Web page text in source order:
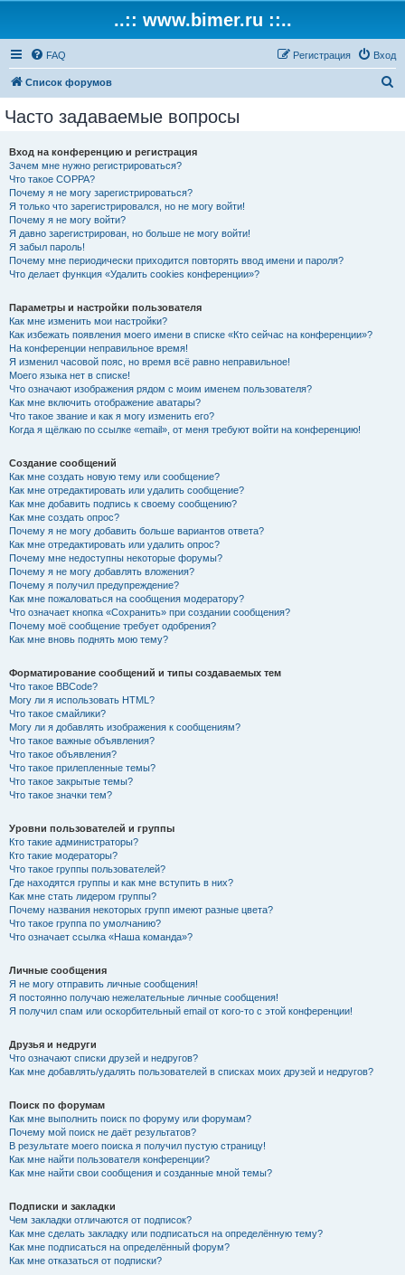
..:: www.bimer.ru ::..
FAQ Вход
Регистрация
Список форумов
Часто задаваемые вопросы
Вход на конференцию и регистрация
Зачем мне нужно регистрироваться?
Что такое COPPA?
Почему я не могу зарегистрироваться?
Я только что зарегистрировался, но не могу войти!
Почему я не могу войти?
Я давно зарегистрирован, но больше не могу войти!
Я забыл пароль!
Почему мне периодически приходится повторять ввод имени и пароля?
Что делает функция «Удалить cookies конференции»?
Параметры и настройки пользователя
Как мне изменить мои настройки?
Как избежать появления моего имени в списке «Кто сейчас на конференции»?
На конференции неправильное время!
Я изменил часовой пояс, но время всё равно неправильное!
Моего языка нет в списке!
Что означают изображения рядом с моим именем пользователя?
Как мне включить отображение аватары?
Что такое звание и как я могу изменить его?
Когда я щёлкаю по ссылке «email», от меня требуют войти на конференцию!
Создание сообщений
Как мне создать новую тему или сообщение?
Как мне отредактировать или удалить сообщение?
Как мне добавить подпись к своему сообщению?
Как мне создать опрос?
Почему я не могу добавить больше вариантов ответа?
Как мне отредактировать или удалить опрос?
Почему мне недоступны некоторые форумы?
Почему я не могу добавлять вложения?
Почему я получил предупреждение?
Как мне пожаловаться на сообщения модератору?
Что означает кнопка «Сохранить» при создании сообщения?
Почему моё сообщение требует одобрения?
Как мне вновь поднять мою тему?
Форматирование сообщений и типы создаваемых тем
Что такое BBCode?
Могу ли я использовать HTML?
Что такое смайлики?
Могу ли я добавлять изображения к сообщениям?
Что такое важные объявления?
Что такое объявления?
Что такое прилепленные темы?
Что такое закрытые темы?
Что такое значки тем?
Уровни пользователей и группы
Кто такие администраторы?
Кто такие модераторы?
Что такое группы пользователей?
Где находятся группы и как мне вступить в них?
Как мне стать лидером группы?
Почему названия некоторых групп имеют разные цвета?
Что такое группа по умолчанию?
Что означает ссылка «Наша команда»?
Личные сообщения
Я не могу отправить личные сообщения!
Я постоянно получаю нежелательные личные сообщения!
Я получил спам или оскорбительный email от кого-то с этой конференции!
Друзья и недруги
Что означают списки друзей и недругов?
Как мне добавлять/удалять пользователей в списках моих друзей и недругов?
Поиск по форумам
Как мне выполнить поиск по форуму или форумам?
Почему мой поиск не даёт результатов?
В результате моего поиска я получил пустую страницу!
Как мне найти пользователя конференции?
Как мне найти свои сообщения и созданные мной темы?
Подписки и закладки
Чем закладки отличаются от подписок?
Как мне сделать закладку или подписаться на определённую тему?
Как мне подписаться на определённый форум?
Как мне отказаться от подписки?